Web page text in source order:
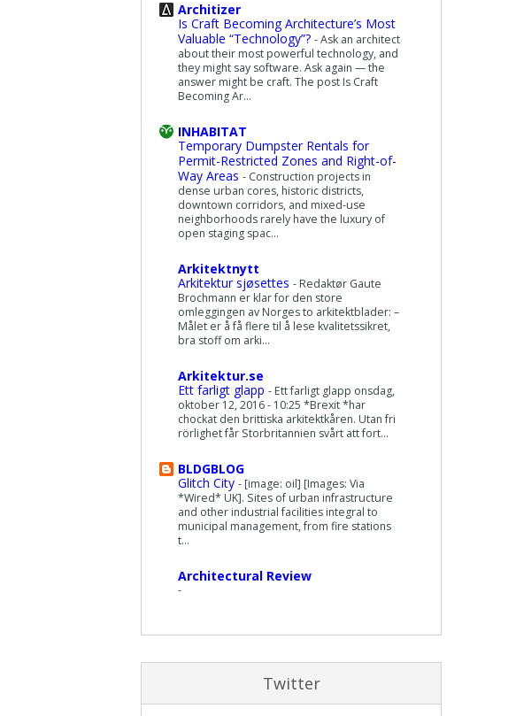
Architizer
Is Craft Becoming Architecture’s Most
Valuable “Technology”? -Ask an architect
about their most powerful technology, and
they might say software. Ask again — the
answer might be craft. The post Is Craft
Becoming Ar...
INHABITAT
Temporary Dumpster Rentals for
Permit-Restricted Zones and Right-of-
Way Areas - Construction projects in
dense urban cores, historic districts,
downtown corridors, and mixed-use
neighborhoods rarely have the luxury of
open staging spac...
Arkitektnytt
Arkitektur sjøsettes - Redaktør Gaute
Brochmann er klar for den store
omleggingen av Norges to arkitektblader: –
Målet er å få flere til å lese kvalitetssikret,
bra stoff om arki...
Arkitektur.se
Ett farligt glapp - Ett farligt glapp onsdag,
oktober 12, 2016 - 10:25 *Brexit *har
chockat den brittiska arkitektkåren. Utan fri
rörlighet får Storbritannien svårt att fort...
BLDGBLOG
Glitch City - [image: oil] [Images: Via
*Wired* UK]. Sites of urban infrastructure
and other industrial facilities integral to
municipal management, from fire stations
t...
Architectural Review
-
Twitter